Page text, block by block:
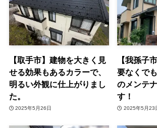
【取手市】建物を大きく見
せる効果もあるカラーで、
明るい外観に仕上がりまし
た。
2025年5月26日
【我孫子
要なくで
のメンテ
す！
2025年5月23